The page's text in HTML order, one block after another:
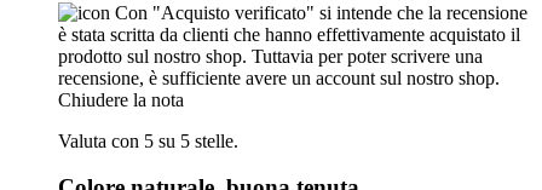
Con "Acquisto verificato" si intende che la recensione
è stata scritta da clienti che hanno effettivamente acquistato il
prodotto sul nostro shop. Tuttavia per poter scrivere una
recensione, è sufficiente avere un account sul nostro shop.
Chiudere la nota
Valuta con 5 su 5 stelle.